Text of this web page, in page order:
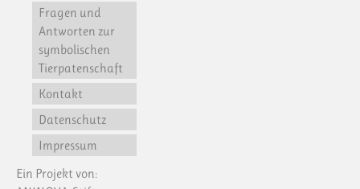
Fragen und
Antworten zur
symbolischen
Tierpatenschaft
Kontakt
Datenschutz
Impressum
Ein Projekt von: